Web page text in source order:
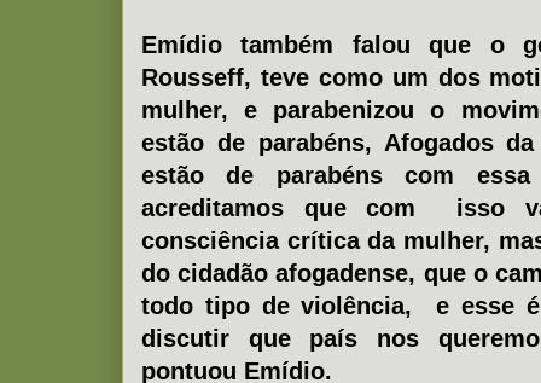
Emídio também falou que o
Rousseff, teve como um dos
mulher, e parabenizou o
estão de parabéns, Afogados
estão de parabéns com
acreditamos que com isso
consciência crítica da mulher,
do cidadão afogadense, que o
todo tipo de violência, e esse
discutir que país nos
pontuou Emídio.